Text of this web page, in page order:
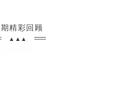
精彩回顾
▲▲▲